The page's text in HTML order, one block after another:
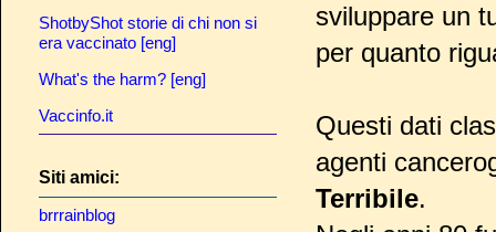
sviluppare un
per quanto
Questi dati
agenti
Terribile.
ShotbyShot storie di chi non si
era vaccinato [eng]
What's the harm? [eng]
Vaccinfo.it
Siti amici:
brrrainblog